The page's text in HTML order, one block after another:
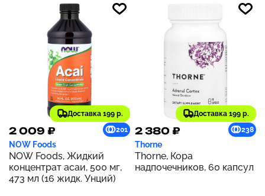
Доставка 199 р.
2 009 ₽ 201
NOW Foods
NOW Foods, Жидкий
концентрат асаи, 500 мг,
473 мл (16 жидк. Унций)
Доставка 199 р.
2 380 ₽ 238
Thorne
Thorne, Кора
надпочечников, 60 капсул